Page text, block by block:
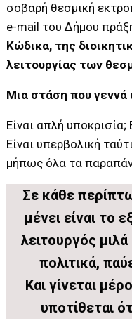
σοβαρή θεσμική
e-mail του Δήμου
Κώδικα, της
λειτουργίας των
Μια στάση που
Είναι απλή υποκρισία;
Είναι υπερβολική
μήπως όλα τα
Σε κάθε
μένει είναι το
λειτουργός
πολιτικά,
Και γίνεται
υποτίθεται